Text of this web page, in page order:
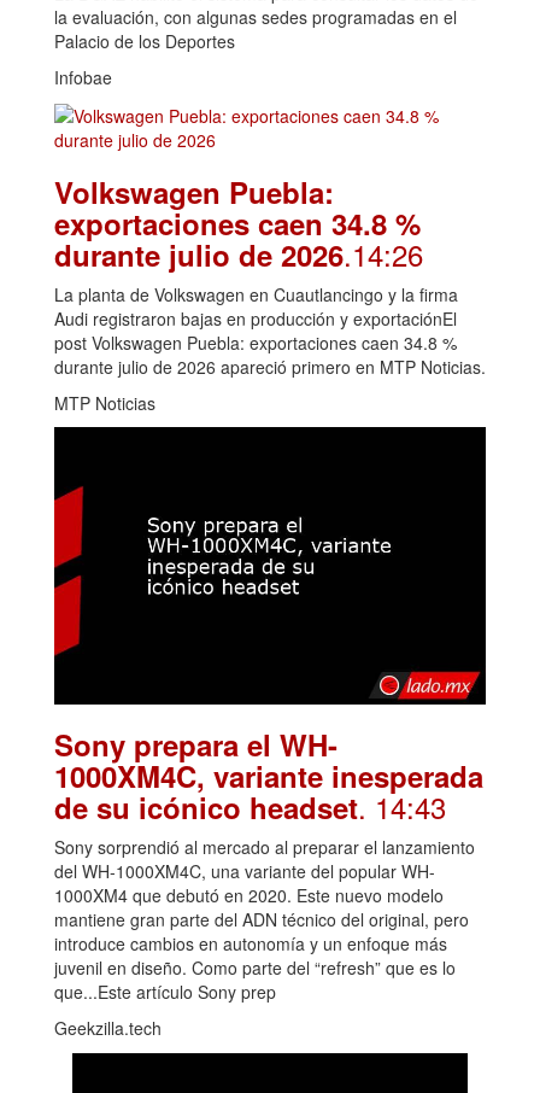
la evaluación, con algunas sedes programadas en el
Palacio de los Deportes
Infobae
Volkswagen Puebla:
exportaciones caen 34.8 %
durante julio de 2026.14:26
La planta de Volkswagen en Cuautlancingo y la firma
Audi registraron bajas en producción y exportaciónEl
post Volkswagen Puebla: exportaciones caen 34.8 %
durante julio de 2026 apareció primero en MTP Noticias.
MTP Noticias
Sony prepara el WH-
1000XM4C, variante inesperada
de su icónico headset. 14:43
Sony sorprendió al mercado al preparar el lanzamiento
del WH-1000XM4C, una variante del popular WH-
1000XM4 que debutó en 2020. Este nuevo modelo
mantiene gran parte del ADN técnico del original, pero
introduce cambios en autonomía y un enfoque más
juvenil en diseño. Como parte del “refresh” que es lo
que...Este artículo Sony prep
Geekzilla.tech